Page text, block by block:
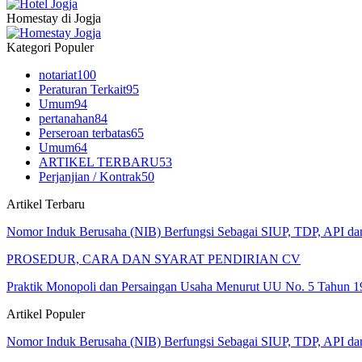
Homestay di Jogja
Kategori Populer
notariat100
Peraturan Terkait95
Umum94
pertanahan84
Perseroan terbatas65
Umum64
ARTIKEL TERBARU53
Perjanjian / Kontrak50
Artikel Terbaru
Nomor Induk Berusaha (NIB) Berfungsi Sebagai SIUP, TDP, API
PROSEDUR, CARA DAN SYARAT PENDIRIAN CV
Praktik Monopoli dan Persaingan Usaha Menurut UU No. 5 Tahun
Artikel Populer
Nomor Induk Berusaha (NIB) Berfungsi Sebagai SIUP, TDP, API